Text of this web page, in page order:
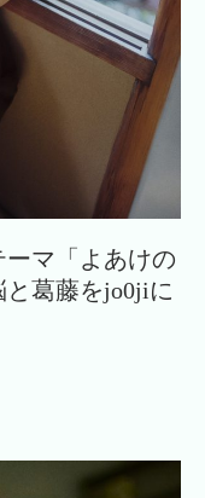
ーマ「よあけの
と葛藤をjo0jiに